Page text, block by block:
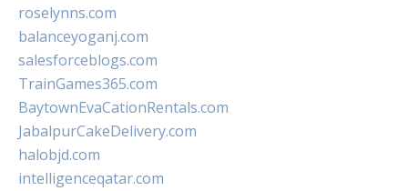
roselynns.com
balanceyoganj.com
salesforceblogs.com
TrainGames365.com
BaytownEvaCationRentals.com
JabalpurCakeDelivery.com
halobjd.com
intelligenceqatar.com